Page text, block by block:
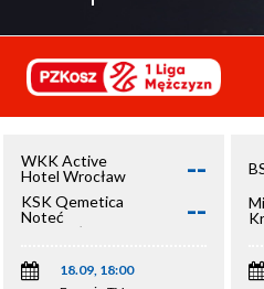
WKK Active
Hotel Wrocław
--
KSK Qemetica
Noteć
Inowrocław
--
18.09, 18:00